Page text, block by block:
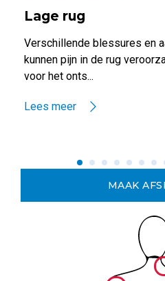
Lage rug
Verschillende blessures en
kunnen pijn in de rug
voor het onts...
Lees meer
MAAK